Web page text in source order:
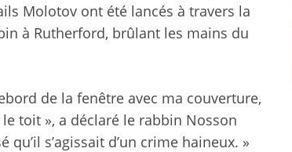
Molotov ont été lancés à travers la
à Rutherford, brûlant les mains du
de la fenêtre avec ma couverture,
toit », a déclaré le rabbin Nosson
qu’il s’agissait d’un crime haineux. »